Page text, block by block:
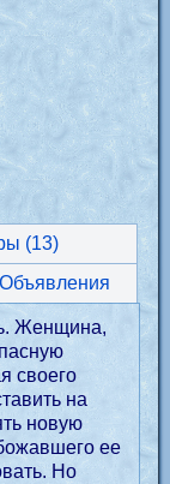
Классификаторы (13)
Объявления
Женщина,
своего
на
новую
ее
Но